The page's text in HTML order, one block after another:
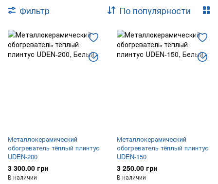
Фильтр По популярности
Металлокерамический
обогреватель тёплый плинтус
UDEN-200
3 300.00 грн
В наличии
Металлокерамический
обогреватель тёплый плинтус
UDEN-150
3 250.00 грн
В наличии